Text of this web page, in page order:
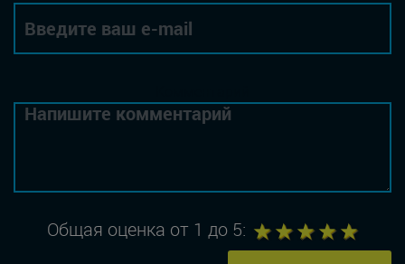
Общая оценка от 1 до 5: 4
3
2
1